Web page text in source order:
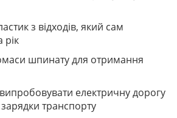
з відходів, який сам
рік
шпинату для отримання
випробовувати електричну дорогу
транспорту